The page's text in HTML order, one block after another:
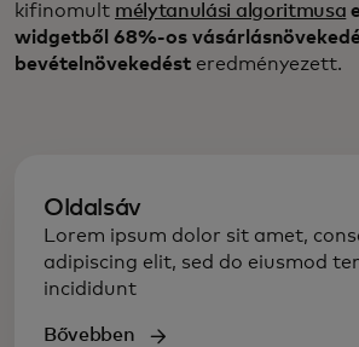
kifinomult mélytanulási algoritmusa
widgetből 68%-os
bevételnövekedést eredményezett.
Oldalsáv
Lorem ipsum dolor sit amet,
adipiscing elit, sed do eiusmod
incididunt
Bővebben